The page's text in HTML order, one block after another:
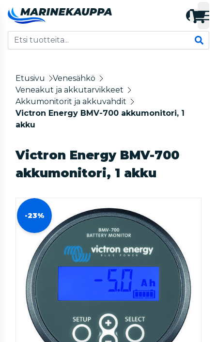
Etusivu
Venesähkö
Veneakut ja akkutarvikkeet
Akkumonitorit ja akkuvahdit
Victron Energy BMV-700 akkumonitori, 1
akku
Victron Energy BMV-700
akkumonitori, 1 akku
-23%